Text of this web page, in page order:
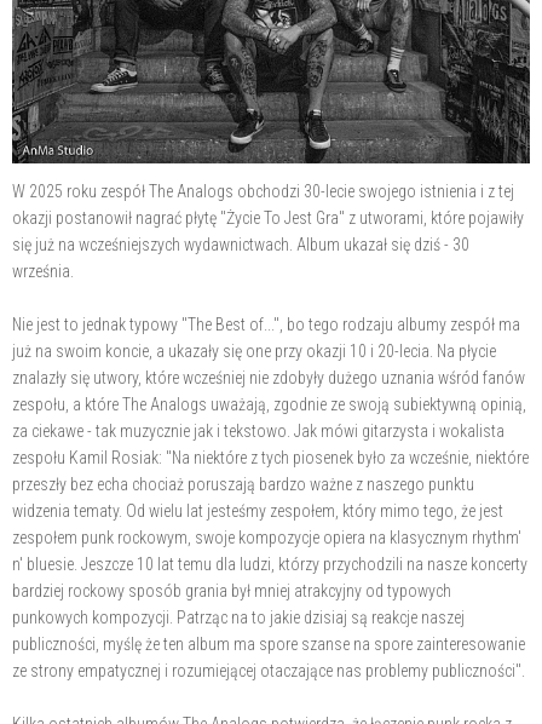
W 2025 roku zespół The Analogs obchodzi 30-lecie swojego istnienia i z tej
okazji postanowił nagrać płytę "Życie To Jest Gra" z utworami, które pojawiły
się już na wcześniejszych wydawnictwach. Album ukazał się dziś - 30
września.
Nie jest to jednak typowy "The Best of...", bo tego rodzaju albumy zespół ma
już na swoim koncie, a ukazały się one przy okazji 10 i 20-lecia. Na płycie
znalazły się utwory, które wcześniej nie zdobyły dużego uznania wśród fanów
zespołu, a które The Analogs uważają, zgodnie ze swoją subiektywną opinią,
za ciekawe - tak muzycznie jak i tekstowo. Jak mówi gitarzysta i wokalista
zespołu Kamil Rosiak: "Na niektóre z tych piosenek było za wcześnie, niektóre
przeszły bez echa chociaż poruszają bardzo ważne z naszego punktu
widzenia tematy. Od wielu lat jesteśmy zespołem, który mimo tego, że jest
zespołem punk rockowym, swoje kompozycje opiera na klasycznym rhythm'
n' bluesie. Jeszcze 10 lat temu dla ludzi, którzy przychodzili na nasze koncerty
bardziej rockowy sposób grania był mniej atrakcyjny od typowych
punkowych kompozycji. Patrząc na to jakie dzisiaj są reakcje naszej
publiczności, myślę że ten album ma spore szanse na spore zainteresowanie
ze strony empatycznej i rozumiejącej otaczające nas problemy publiczności".